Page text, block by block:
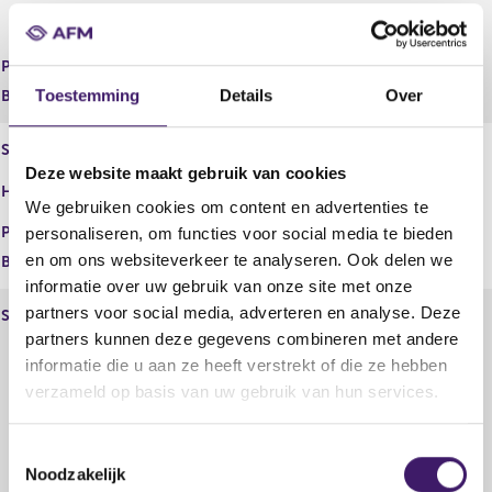
Toestemming Details Over
Deze website maakt gebruik van cookies
We gebruiken cookies om content en advertenties te
personaliseren, om functies voor social media te bieden
en om ons websiteverkeer te analyseren. Ook delen we
informatie over uw gebruik van onze site met onze
partners voor social media, adverteren en analyse. Deze
partners kunnen deze gegevens combineren met andere
informatie die u aan ze heeft verstrekt of die ze hebben
verzameld op basis van uw gebruik van hun services.
Noodzakelijk
Nederland,Universal Leven
Plaats
Begindatum
30 jun 2014
Statutaire naam
Handelsnaam
ARAG Rechtsbijstand,ARAG
SE,ARAG SE Nederland
Plaats
Begindatum
10 aug 2012
Statutaire naam ASR Schadeverzekering N.V.
a.s.r.,AEGON,Aegon
Schadeverzekering,Affinity
Verzekeringen,ASR
Wetering,Budgio,Crisper,De
Amersfoortse Verzekeringen,De